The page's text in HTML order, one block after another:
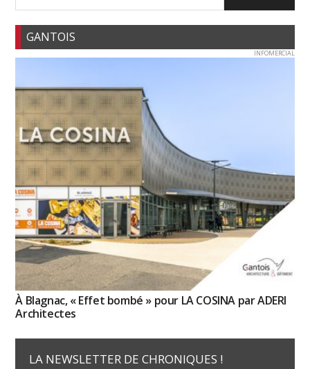
GANTOIS
INFOMERCIAL
À Blagnac, « Effet bombé » pour LA COSINA par ADERI
Architectes
LA NEWSLETTER DE CHRONIQUES !